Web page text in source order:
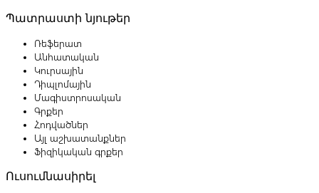
Պատրաստի նյութեր
Ռեֆերատ
Անհատական
Կուրսային
Դիպլոմային
Մագիստրոսական
Գրքեր
Հոդվածներ
Այլ աշխատանքներ
Ֆիզիկական գրքեր
Ուսումնասիրել